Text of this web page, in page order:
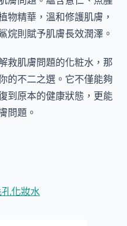
物精華，溫和修護肌膚，
烷則賦予肌膚長效潤澤。
救肌膚問題的化粧水，那
的不二之選。它不僅能夠
到原本的健康狀態，更能
問題。
化妝水